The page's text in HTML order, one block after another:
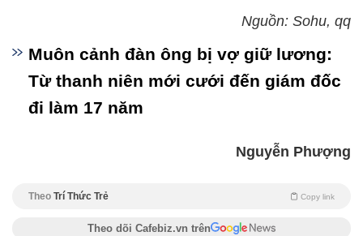
Nguồn: Sohu, qq
Muôn cảnh đàn ông bị vợ giữ lương:
Từ thanh niên mới cưới đến giám đốc
đi làm 17 năm
Nguyễn Phượng
Theo Trí Thức Trẻ Copy link
Theo dõi Cafebiz.vn trên